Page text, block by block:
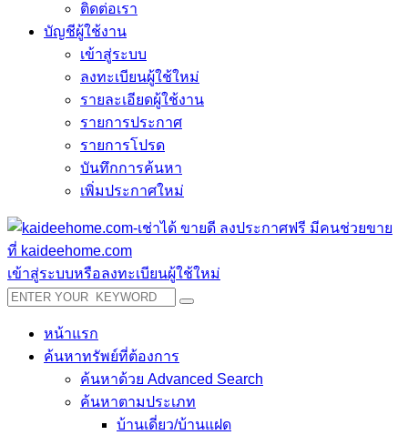
ติดต่อเรา
บัญชีผู้ใช้งาน
เข้าสู่ระบบ
ลงทะเบียนผู้ใช้ใหม่
รายละเอียดผู้ใช้งาน
รายการประกาศ
รายการโปรด
บันทึกการค้นหา
เพิ่มประกาศใหม่
เข้าสู่ระบบหรือลงทะเบียนผู้ใช้ใหม่
หน้าแรก
ค้นหาทรัพย์ที่ต้องการ
ค้นหาด้วย Advanced Search
ค้นหาตามประเภท
บ้านเดี่ยว/บ้านแฝด